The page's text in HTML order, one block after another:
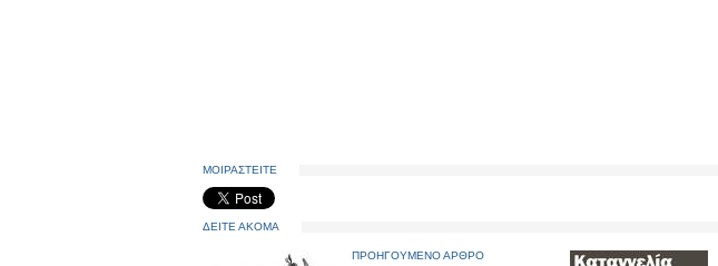
ΜΟΙΡΑΣΤΕΙΤΕ
ΔΕΙΤΕ ΑΚΟΜΑ
ΠΡΟΗΓΟΥΜΕΝΟ ΑΡΘΡΟ